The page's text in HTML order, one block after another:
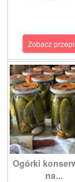
Zobacz
Ogórki
na...